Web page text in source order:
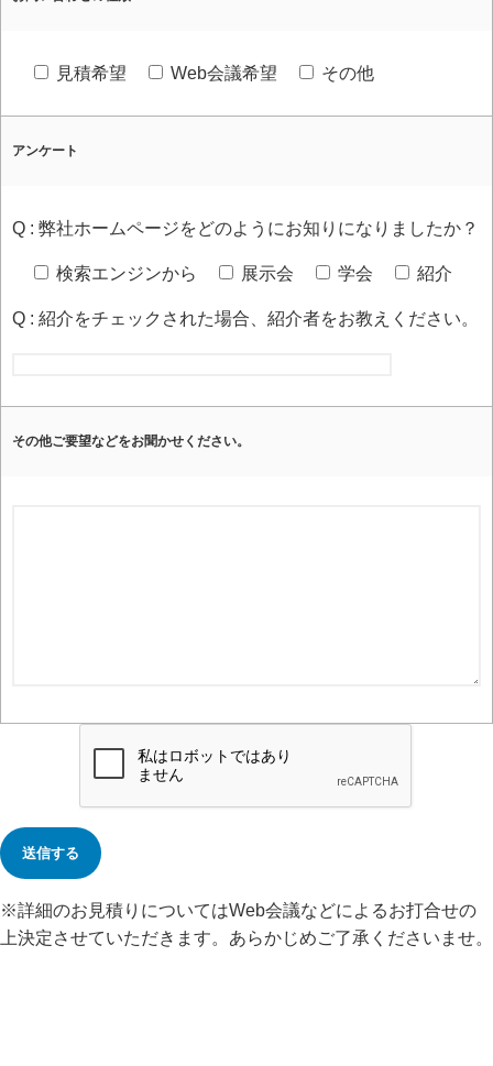
見積希望 Web会議希望 その他
アンケート
Q : 弊社ホームページをどのようにお知りになりましたか？
検索エンジンから 展示会 学会 紹介
Q : 紹介をチェックされた場合、紹介者をお教えください。
その他ご要望などをお聞かせください。
※詳細のお見積りについてはWeb会議などによるお打合せの
上決定させていただきます。あらかじめご了承くださいませ。